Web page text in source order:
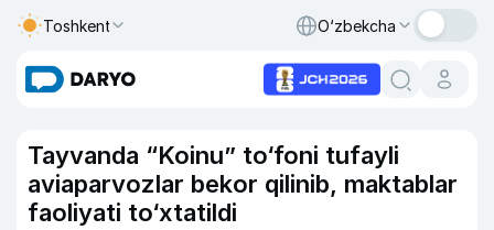
Toshkent O‘zbekcha
Tayvanda “Koinu” to‘foni tufayli
aviaparvozlar bekor qilinib, maktablar
faoliyati to‘xtatildi